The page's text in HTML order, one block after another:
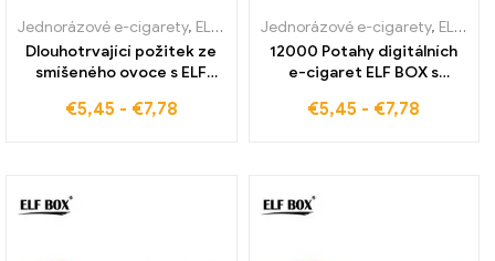
Jednorázové e-cigarety, ELF BOX digitální 12000
Dlouhotrvající požitek ze
smíšeného ovoce s ELF
€5,45 - €7,78
Jednorázové e-cigarety, ELF BOX digitální 12000
12000 Potahy digitálních
e-cigaret ELF BOX s
€5,45 - €7,78